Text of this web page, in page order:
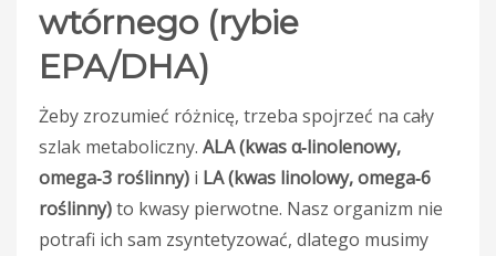
wtórnego (rybie
EPA/DHA)
Żeby zrozumieć różnicę, trzeba spojrzeć na cały
szlak metaboliczny. ALA (kwas α‑linolenowy,
omega‑3 roślinny) i LA (kwas linolowy, omega‑6
roślinny)to kwasy pierwotne. Nasz organizm nie
potrafi ich sam zsyntetyzować, dlatego musimy